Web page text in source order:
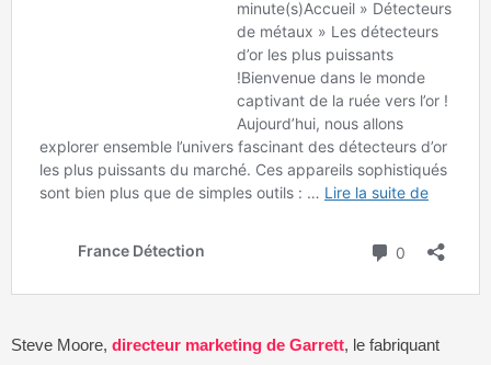
Steve Moore, directeur marketing de Garrett, le fabriquant